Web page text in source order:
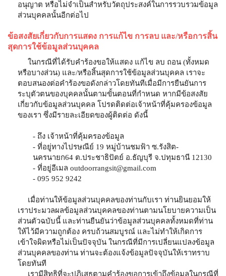
อนุญาต หรือไม่จำเป็นสำหรับวัตถุประสงค์ในการรวบรวมข้อมูล
ส่วนบุคคลนั้นอีกต่อไป
ข้อสงสัยเกี่ยวกับการแสดง การแก้ไข การลบ และ/หรือการสิ้น
สุดการใช้ข้อมูลส่วนบุคคล
ในกรณีที่ได้รับคำร้องขอให้แสดง แก้ไข ลบ ถอน (ทั้งหมด
หรือบางส่วน) และ/หรือสิ้นสุดการใช้ข้อมูลส่วนบุคคล เราจะ
ตอบสนองต่อคำร้องขอดังกล่าวโดยทันทีเมื่อมีการยืนยันการ
ระบุตัวตนของบุคคลนั้นตามขั้นตอนที่กำหนด หากมีข้อสงสัย
เกี่ยวกับข้อมูลส่วนบุคคล โปรดติดต่อเจ้าหน้าที่คุ้มครองข้อมูล
ของเรา ซึ่งมีรายละเอียดของผู้ติดต่อ ดังนี้
- ถึง เจ้าหน้าที่คุ้มครองข้อมูล
- ที่อยู่ทางไปรษณีย์ 19 หมู่บ้านชมฟ้า ซ.รังสิต-
นครนายก64 ต.ประชาธิปัตย์ อ.ธัญบุรี จ.ปทุมธานี 12130
- ที่อยู่อีเมล outdoorrangsit@gmail.com
- 095 952 9242
เมื่อท่านให้ข้อมูลส่วนบุคคลของท่านกับเรา ท่านยินยอมให้
เราประมวลผลข้อมูลส่วนบุคคลของท่านตามนโยบายความเป็น
ส่วนตัวฉบับนี้ และท่านยืนยันว่าข้อมูลส่วนบุคคลทั้งหมดที่ท่าน
ให้ไว้มีความถูกต้อง ครบถ้วนสมบูรณ์ และไม่ทำให้เกิดการ
เข้าใจผิดหรือไม่เป็นปัจจุบัน ในกรณีที่มีการเปลี่ยนแปลงข้อมูล
ส่วนบุคคลของท่าน ท่านจะต้องแจ้งข้อมูลปัจจุบันให้เราทราบ
โดยทันที
เรามีสิทธิที่จะปฏิเสธตามคำร้องขอการเข้าถึงข้อมูลในกรณีที่